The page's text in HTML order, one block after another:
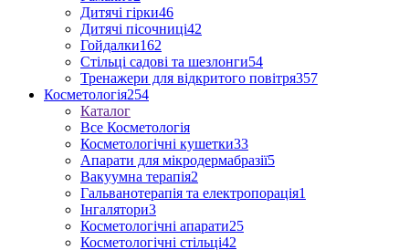
Дитячі гірки46
Дитячі пісочниці42
Гойдалки162
Стільці садові та шезлонги54
Тренажери для відкритого повітря357
Косметологія254
Каталог
Все Косметологія
Косметологічні кушетки33
Апарати для мікродермабразії5
Вакуумна терапія2
Гальванотерапія та електропорація1
Інгалятори3
Косметологічні апарати25
Косметологічні стільці42